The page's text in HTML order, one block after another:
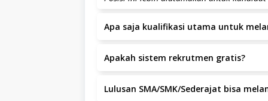
Apa saja kualifikasi utama untuk
nilai plus. Bertanggung jawab dan teliti
Apakah sistem rekrutmen gratis?
Lulusan SMA/SMK/Sederajat bisa